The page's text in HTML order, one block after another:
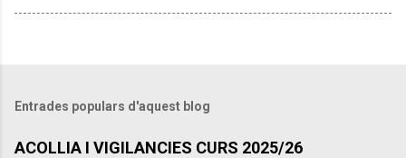
Entrades populars d'aquest blog
ACOLLIA I VIGILANCIES CURS 2025/26